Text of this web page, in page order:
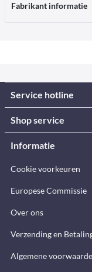
Fabrikant informatie
Service hotline
Shop service
Informatie
Cookie voorkeuren
Europese Commissie
Over ons
Verzending en
Algemene